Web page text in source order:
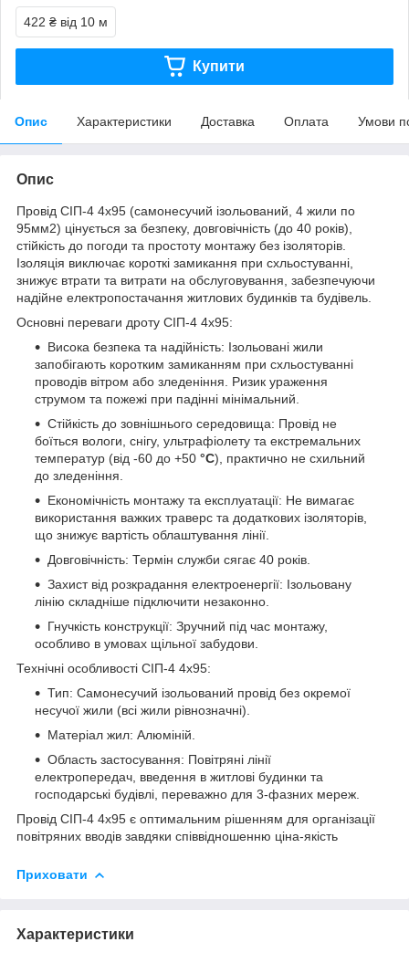
422 ₴ від 10 м
Купити
Опис Характеристики Доставка Оплата Умови
Опис
Провід СІП-4 4х95 (самонесучий ізольований, 4 жили по
95мм2) цінується за безпеку, довговічність (до 40 років),
стійкість до погоди та простоту монтажу без ізоляторів.
Ізоляція виключає короткі замикання при схльостуванні,
знижує втрати та витрати на обслуговування, забезпечуючи
надійне електропостачання житлових будинків та будівель.
Основні переваги дроту СІП-4 4х95:
Висока безпека та надійність: Ізольовані жили
запобігають коротким замиканням при схльостуванні
проводів вітром або зледеніння. Ризик ураження
струмом та пожежі при падінні мінімальний.
Стійкість до зовнішнього середовища: Провід не
боїться вологи, снігу, ультрафіолету та екстремальних
температур (від -60 до +50 °C), практично не схильний
до зледеніння.
Економічність монтажу та експлуатації: Не вимагає
використання важких траверс та додаткових ізоляторів,
що знижує вартість облаштування лінії.
Довговічність: Термін служби сягає 40 років.
Захист від розкрадання електроенергії: Ізольовану
лінію складніше підключити незаконно.
Гнучкість конструкції: Зручний під час монтажу,
особливо в умовах щільної забудови.
Технічні особливості СІП-4 4х95:
Тип: Самонесучий ізольований провід без окремої
несучої жили (всі жили рівнозначні).
Матеріал жил: Алюміній.
Область застосування: Повітряні лінії
електропередач, введення в житлові будинки та
господарські будівлі, переважно для 3-фазних мереж.
Провід СІП-4 4х95 є оптимальним рішенням для організації
повітряних вводів завдяки співвідношенню ціна-якість
Приховати
Характеристики